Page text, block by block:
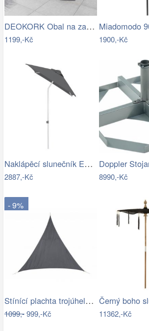
DEOKORK Obal na zahradní nábytek…
1199,-Kč 1900,-Kč
Naklápěcí slunečník EASY PUSH 150x210…
2887,-Kč 8990,-Kč
- 9%
Stínící plachta trojúhelník 3*3*3 m šedá
1099,-999,-Kč 11362,-Kč